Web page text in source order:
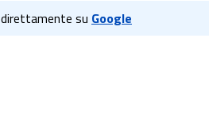
direttamente su Google